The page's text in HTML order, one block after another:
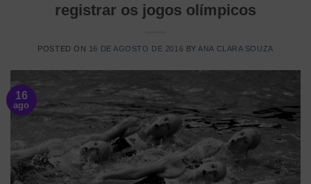
registrar os jogos olímpicos
POSTED ON 16 DE AGOSTO DE 2016 BY ANA CLARA SOUZA
16
ago